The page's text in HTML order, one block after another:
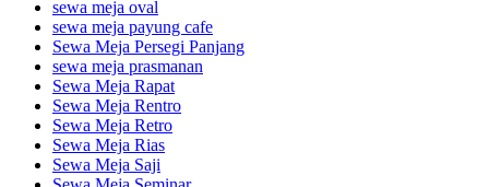
sewa meja oval
sewa meja payung cafe
Sewa Meja Persegi Panjang
sewa meja prasmanan
Sewa Meja Rapat
Sewa Meja Rentro
Sewa Meja Retro
Sewa Meja Rias
Sewa Meja Saji